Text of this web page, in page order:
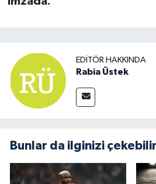
EDITÖR HAKKINDA
Rabia Üstek
Bunlar da ilginizi çekebilir